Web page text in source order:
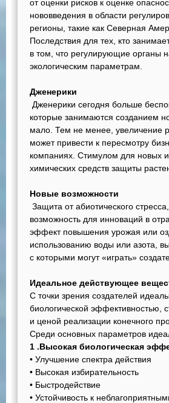
от оценки рисков к оценке
нововведения в области
регионы, такие как Северная
Последствия для тех, кто
в том, что регулирующие органы
экологическим параметрам.
Дженерики
Дженерики сегодня больше
которые занимаются созданием
мало. Тем не менее, увеличение
может привести к пересмотру
компаниях. Стимулом для новых
химических средств защиты
Новые возможности
Защита от абиотического
возможность для инноваций в
эффект повышения урожая или
использованию воды или азота,
с которыми могут «играть»
Идеальное действующее
С точки зрения создателей
биологической эффективностью,
и ценой реализации конечного
Среди основных параметров
1 .Высокая биологическая
• Улучшение спектра действия
• Высокая избирательность
• Быстродействие
• Устойчивость к